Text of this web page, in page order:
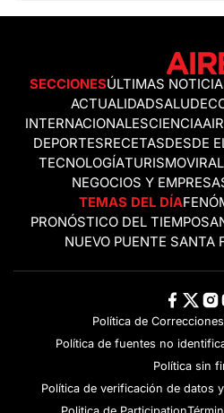
SECCIONESÚLTIMAS
ACTUALIDADSALUD
INTERNACIONALESCIENCIA
DEPORTESRECETASDESDE
TECNOLOGÍATURISMOVIRAL
NEGOCIOS Y
TEMAS DEL DÍA
PRONÓSTICO DEL TIEMPO
NUEVO PUENTE SANTA
Política de Correcciones
Política de fuentes no
Política sin
Política de verificación de datos